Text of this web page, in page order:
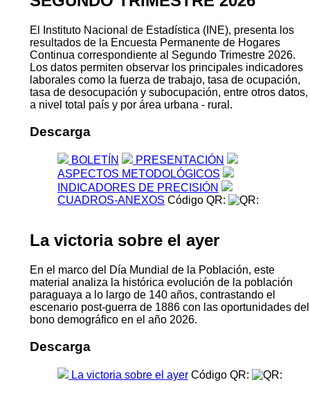
El Instituto Nacional de Estadística (INE), presenta los
resultados de la Encuesta Permanente de Hogares
Continua correspondiente al Segundo Trimestre 2026.
Los datos permiten observar los principales indicadores
laborales como la fuerza de trabajo, tasa de ocupación,
tasa de desocupación y subocupación, entre otros datos,
a nivel total país y por área urbana - rural.
Descarga
BOLETÍN
PRESENTACIÓN
ASPECTOS METODOLÓGICOS
INDICADORES DE PRECISIÓN
CUADROS-ANEXOS Código QR:
La victoria sobre el ayer
En el marco del Día Mundial de la Población, este
material analiza la histórica evolución de la población
paraguaya a lo largo de 140 años, contrastando el
escenario post-guerra de 1886 con las oportunidades del
bono demográfico en el año 2026.
Descarga
La victoria sobre el ayer Código QR: